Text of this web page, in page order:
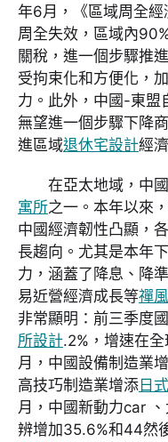
年6月，《區域周全經
周全失效，區域內
關稅，進一個步驟推
受拘束化和方便化，
力。此外，中國-東盟
無望進一個步驟下降
進區域退休宅設計經
在亞太地域，中
寓所之一。本年以來
中國經濟韌性凸顯，
長趨向。尤其是本年
力，涵蓋了降息、降
易近營經濟成長等禪
非常顯明：前三季度
所設計.2%，增速在
月，中國設備制造業
高技巧制造業增添 日
月，中國新動力car
辨增加35.6%和44然